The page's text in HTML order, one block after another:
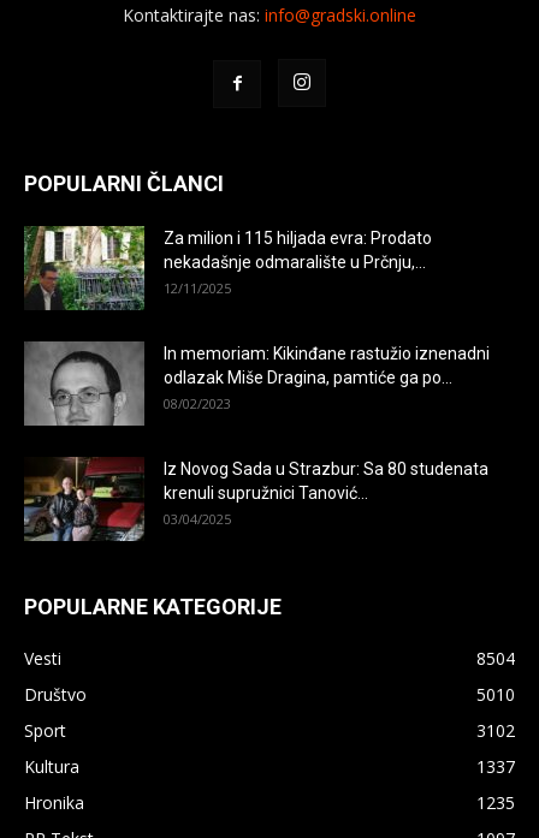
Kontaktirajte nas: info@gradski.online
POPULARNI ČLANCI
Za milion i 115 hiljada evra: Prodato
nekadašnje odmaralište u Prčnju,...
12/11/2025
In memoriam: Kikinđane rastužio iznenadni
odlazak Miše Dragina, pamtiće ga po...
08/02/2023
Iz Novog Sada u Strazbur: Sa 80 studenata
krenuli supružnici Tanović...
03/04/2025
POPULARNE KATEGORIJE
Vesti
8504
Društvo
5010
Sport
3102
Kultura
1337
Hronika
1235